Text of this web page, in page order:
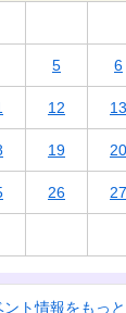
5 6
12 13
19 20
26 27
ント情報をもっ